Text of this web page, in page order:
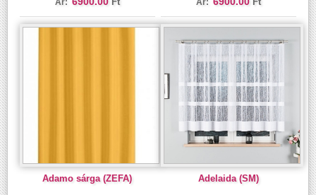
Ár: Ár:
Adamo sárga (ZEFA) Adelaida (SM)